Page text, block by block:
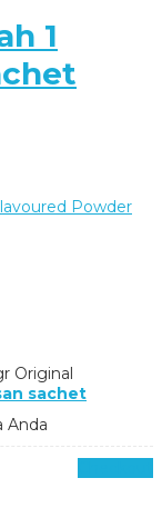
1
Powder
sachet
Anda